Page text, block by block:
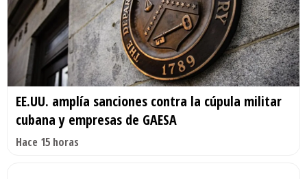
EE.UU. amplía sanciones contra la cúpula militar
cubana y empresas de GAESA
Hace 15 horas